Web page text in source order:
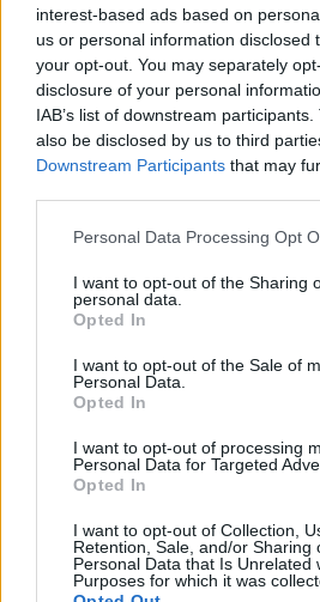
interest-based ads based on
us or personal information disclosed
your opt-out. You may separately
disclosure of your personal
IAB’s list of downstream
also be disclosed by us to third
Downstream Participants that may
Personal Data Processing Opt
I want to opt-out of the Sharing
personal data.
Opted In
I want to opt-out of the Sale of
Personal Data.
Opted In
I want to opt-out of processing
Personal Data for Targeted
Opted In
I want to opt-out of Collection,
Retention, Sale, and/or Sharing
Personal Data that Is Unrelated
Purposes for which it was
Die Kunst der Kontur: Neu von La
BEAUTY